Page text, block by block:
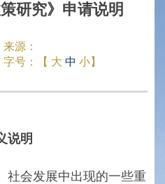
研究》申请说明
来源：
字号：【 大 中 小】
说明
会发展中出现的一些重